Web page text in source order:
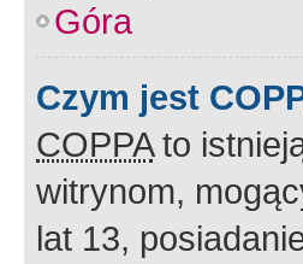
Góra
Czym jest
COPPAto
witrynom,
lat 13,